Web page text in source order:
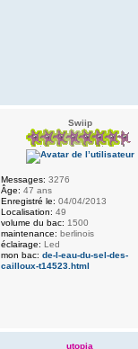
Swiip
Messages: 3276
Âge: 47 ans
Enregistré le: 04/04/2013
Localisation: 49
volume du bac: 1500
maintenance: berlinois
éclairage: Led
mon bac: de-l-eau-du-sel-des-
cailloux-t14523.html
utopia